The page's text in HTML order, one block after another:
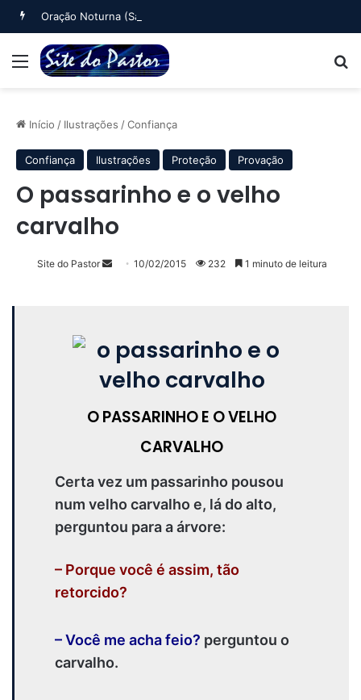
Oração Noturna (Salmo 4)
Menu
Início / Ilustrações /Confiança
Confiança Ilustrações Proteção Provação
O passarinho e o velho
carvalho
Site do Pastor
Mande10/02/2015 232 1 minuto de leitura
O PASSARINHO E O VELHO
CARVALHO
Certa vez um passarinho pousou
num velho carvalho e, lá do alto,
perguntou para a árvore:
– Porque você é assim, tão
retorcido?
– Você me acha feio? perguntou o
carvalho.